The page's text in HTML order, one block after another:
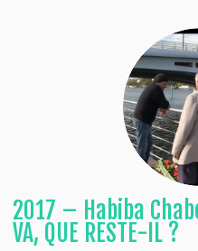
2017 – Habiba
VA, QUE RESTE-IL ?